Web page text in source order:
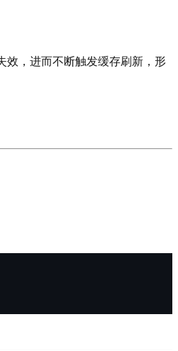
效，进而不断触发缓存刷新，形